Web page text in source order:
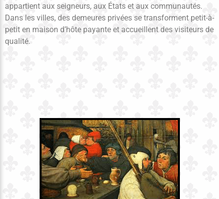
appartient aux seigneurs, aux États et aux communautés.
Dans les villes, des demeures privées se transforment petit-à-
petit en maison d’hôte payante et accueillent des visiteurs de
qualité.